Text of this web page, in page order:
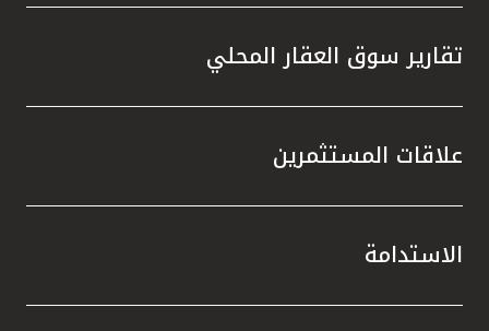
تقارير سوق العقار المحلي
علاقات المستثمرين
الاستدامة